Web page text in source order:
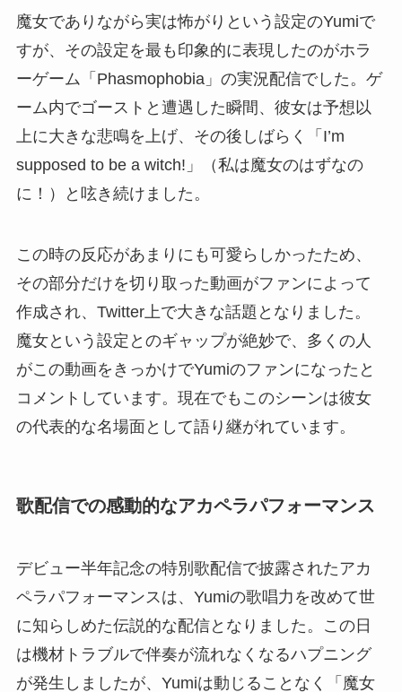
魔女でありながら実は怖がりという設定のYumiで
すが、その設定を最も印象的に表現したのがホラ
ーゲーム「Phasmophobia」の実況配信でした。ゲ
ーム内でゴーストと遭遇した瞬間、彼女は予想以
上に大きな悲鳴を上げ、その後しばらく「I’m
supposed to be a witch!」（私は魔女のはずなの
に！）と呟き続けました。
この時の反応があまりにも可愛らしかったため、
その部分だけを切り取った動画がファンによって
作成され、Twitter上で大きな話題となりました。
魔女という設定とのギャップが絶妙で、多くの人
がこの動画をきっかけでYumiのファンになったと
コメントしています。現在でもこのシーンは彼女
の代表的な名場面として語り継がれています。
歌配信での感動的なアカペラパフォーマンス
デビュー半年記念の特別歌配信で披露されたアカ
ペラパフォーマンスは、Yumiの歌唱力を改めて世
に知らしめた伝説的な配信となりました。この日
は機材トラブルで伴奏が流れなくなるハプニング
が発生しましたが、Yumiは動じることなく「魔女